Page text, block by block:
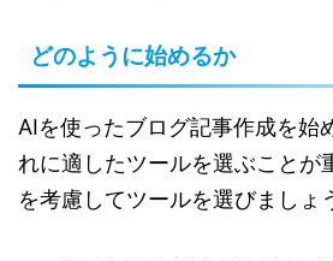
どのように始めるか
AIを使ったブログ記事作成を始
れに適したツールを選ぶことが
を考慮してツールを選びましょ